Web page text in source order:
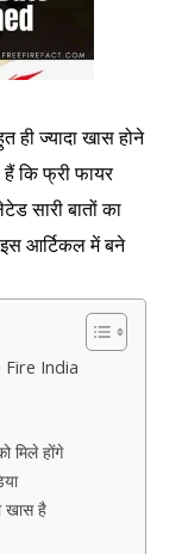
ज्यादा खास होने
कि फ्री फायर
सारी बातों का
आर्टिकल में बने
Fire India
मिले होंगे
खास है